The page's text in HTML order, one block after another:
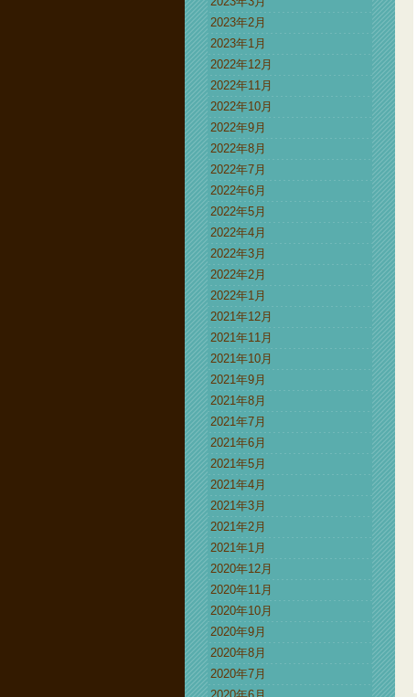
2023年2月
2023年1月
2022年12月
2022年11月
2022年10月
2022年9月
2022年8月
2022年7月
2022年6月
2022年5月
2022年4月
2022年3月
2022年2月
2022年1月
2021年12月
2021年11月
2021年10月
2021年9月
2021年8月
2021年7月
2021年6月
2021年5月
2021年4月
2021年3月
2021年2月
2021年1月
2020年12月
2020年11月
2020年10月
2020年9月
2020年8月
2020年7月